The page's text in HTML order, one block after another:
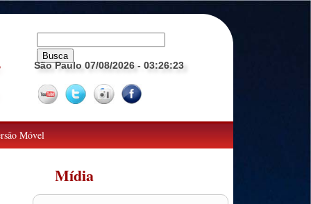
São Paulo 07/08/2026 - 03:26:24
Móvel
Mídia